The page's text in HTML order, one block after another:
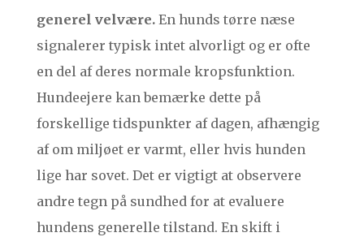
generel velvære.En hunds tørre næse
signalerer typisk intet alvorligt og er ofte
en del af deres normale kropsfunktion.
Hundeejere kan bemærke dette på
forskellige tidspunkter af dagen, afhængig
af om miljøet er varmt, eller hvis hunden
lige har sovet. Det er vigtigt at observere
andre tegn på sundhed for at evaluere
hundens generelle tilstand. En skift i